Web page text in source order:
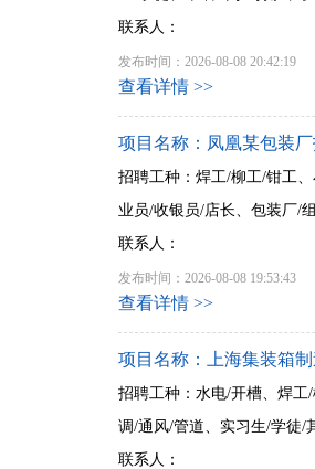
联系人：
发布时间：2026-08-08 20:42:19
查看详情 >>
项目名称：凤凰某包装
招聘工种：焊工/柳工/钳工
业员/收银员/店长、包装厂/
联系人：
发布时间：2026-08-08 19:53:43
查看详情 >>
项目名称：上海集装箱
招聘工种：水电/开槽、焊
调/通风/管道、实习生/学徒/
联系人：